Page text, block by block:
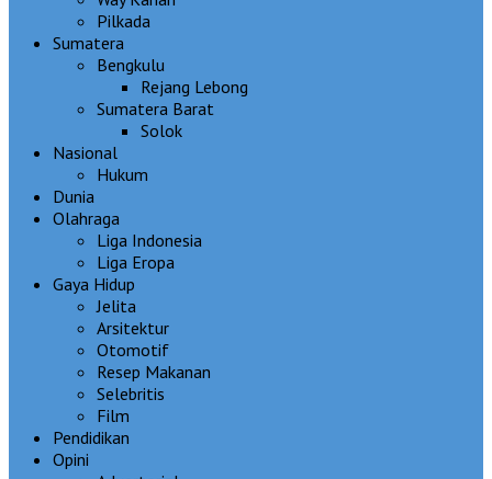
Pilkada
Sumatera
Bengkulu
Rejang Lebong
Sumatera Barat
Solok
Nasional
Hukum
Dunia
Olahraga
Liga Indonesia
Liga Eropa
Gaya Hidup
Jelita
Arsitektur
Otomotif
Resep Makanan
Selebritis
Film
Pendidikan
Opini